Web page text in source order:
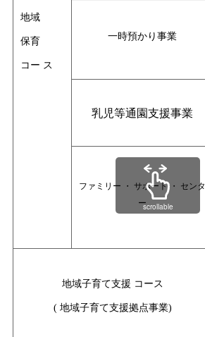
地域
保育
コー ス
一時預かり事業
乳児等通園支援事業
ファミリー ・ サポート ・
センタ
ー
地域子育て支援 コース
( 地域子育て支援拠点事業)
scrollable